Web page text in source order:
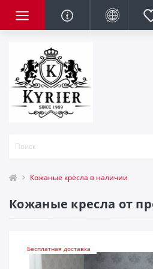
Кожаные кресла в наличии
Кожаные кресла от
Бесплатная доставка